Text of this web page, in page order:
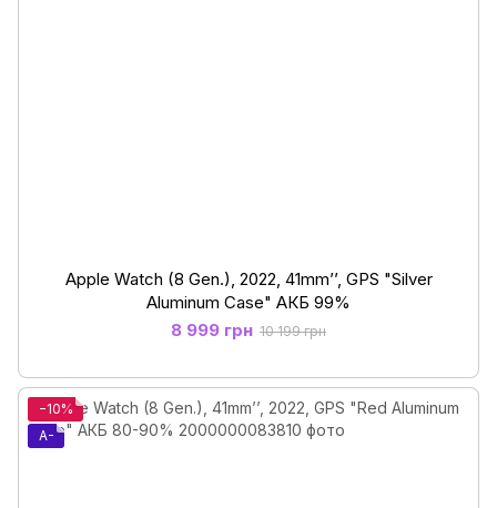
Apple Watch (8 Gen.), 2022, 41mm’’, GPS "Silver
Aluminum Case" АКБ 99%
8 999 грн 10 199 грн
−10%
A-